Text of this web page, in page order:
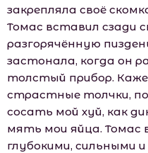
закрепляла своё
Томас вставил сзади
разгорячённую
застонала, когда он
толстый прибор.
страстные толчки,
сосать мой хуй, как
мять мои яйца. Томас
глубокими, сильными